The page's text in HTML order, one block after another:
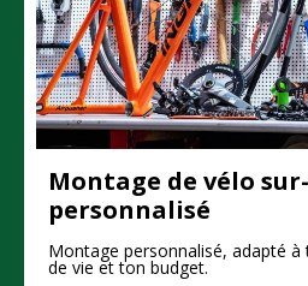
Montage de vélo
personnalisé
Montage personnalisé, adapté
de vie et ton budget.